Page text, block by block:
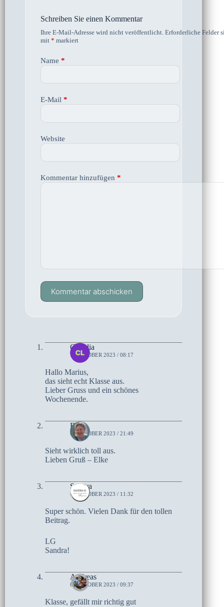
Schreiben Sie einen Kommentar
Ihre E-Mail-Adresse wird nicht veröffentlicht. Erforderliche Felder
mit * markiert
Name *
E-Mail *
Website
Kommentar hinzufügen *
Kommentar abschicken
Claudia
7. OKTOBER 2023 / 08:17
Hallo Marius,
das sieht echt Klasse aus.
Lieber Gruss und ein schönes
Wochenende.
Elke
6. OKTOBER 2023 / 21:49
Sieht wirklich toll aus.
Lieben Gruß – Elke
Sandra
6. OKTOBER 2023 / 11:32
Super schön. Vielen Dank für den tollen
Beitrag.
LG
Sandra!
Andreas
6. OKTOBER 2023 / 09:37
Klasse, gefällt mir richtig gut